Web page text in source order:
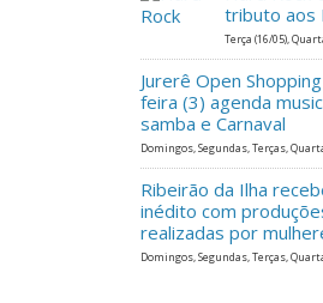
tributo aos
Terça (16/05),
Jurerê Open
feira (3) agenda
samba e Carnaval
Domingos, Segundas, Terças,
Ribeirão da Ilha
inédito com
realizadas por
Domingos, Segundas, Terças,